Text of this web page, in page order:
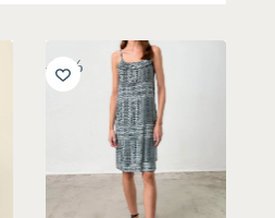
-30%